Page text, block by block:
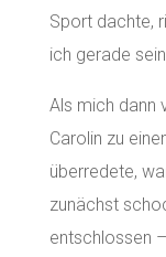
Sport dachte,
ich gerade
Als mich dann
Carolin zu
überredete,
zunächst
entschlossen